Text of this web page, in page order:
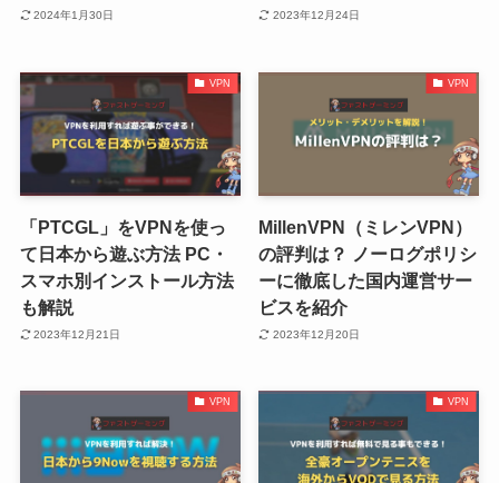
2024年1月30日 2023年12月24日
VPN
「PTCGL」をVPNを使っ
て日本から遊ぶ方法 PC・
スマホ別インストール方法
も解説
2023年12月21日
VPN
MillenVPN（ミレンVPN）
の評判は？ ノーログポリシ
ーに徹底した国内運営サー
ビスを紹介
2023年12月20日
VPN VPN